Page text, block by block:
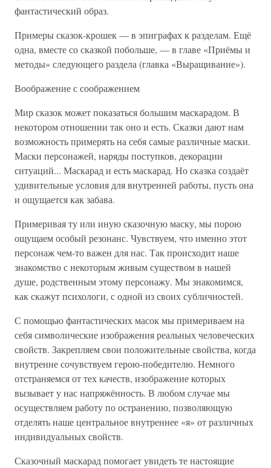
фантастический образ.
Примеры сказок-крошек — в эпиграфах к разделам. Ещё
одна, вместе со сказкой побольше, — в главе «Приёмы и
методы» следующего раздела (главка «Выращивание»).
Воображение с соображением
Мир сказок может показаться большим маскарадом. В
некотором отношении так оно и есть. Сказки дают нам
возможность примерять на себя самые различные маски.
Маски персонажей, наряды поступков, декорации
ситуаций... Маскарад и есть маскарад. Но сказка создаёт
удивительные условия для внутренней работы, пусть она
и ощущается как забава.
Примеривая ту или иную сказочную маску, мы порою
ощущаем особый резонанс. Чувствуем, что именно этот
персонаж чем-то важен для нас. Так происходит наше
знакомство с некоторым живым существом в нашей
душе, родственным этому персонажу. Мы знакомимся,
как скажут психологи, с одной из своих субличностей.
С помощью фантастических масок мы примериваем на
себя символические изображения реальных человеческих
свойств. Закрепляем свои положительные свойства, когда
внутренне сочувствуем герою-победителю. Немного
отстраняемся от тех качеств, изображение которых
вызывает у нас напряжённость. В любом случае мы
осуществляем работу по остранению, позволяющую
отделять наше центральное внутреннее «я» от различных
индивидуальных свойств.
Сказочный маскарад помогает увидеть те настоящие